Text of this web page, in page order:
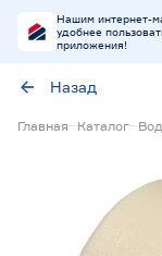
Нашим интернет-
удобнее
приложения!
Назад
Главная Каталог